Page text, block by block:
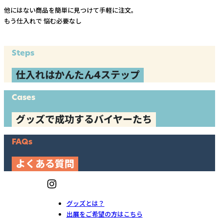
他にはない商品を簡単に見つけて手軽に注文。
もう仕入れで 悩む必要なし
Steps
仕入れはかんたん4ステップ
Cases
グッズで成功するバイヤーたち
FAQs
よくある質問
グッズとは？
出展をご希望の方はこちら